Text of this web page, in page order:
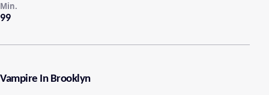
99
Min.
Vampire In Brooklyn